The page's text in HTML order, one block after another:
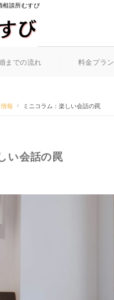
相談所むすび
までの流れ 料金プラン
報 ミニコラム：楽しい会話の罠
い会話の罠